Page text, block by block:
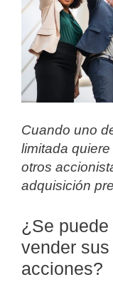
Cuando uno
limitada
otros
adquisición
¿Se
vender
acciones?